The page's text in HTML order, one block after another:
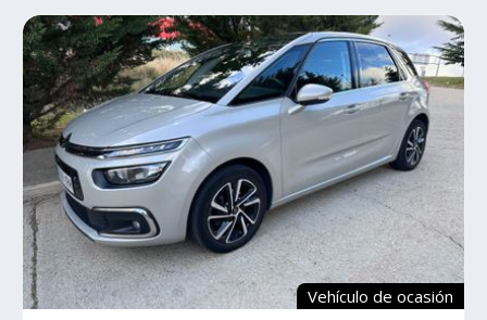
Vehículo de ocasión